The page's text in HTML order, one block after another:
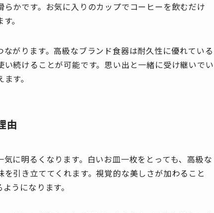
かです。お気に入りのカップでコーヒーを飲むだけ
。
がります。高級なブランド食器は耐久性に優れている
続けることが可能です。思い出と一緒に受け継いでい
す。
由
に明るくなります。白いお皿一枚をとっても、高級な
引き立ててくれます。視覚的な美しさが加わること
うになります。